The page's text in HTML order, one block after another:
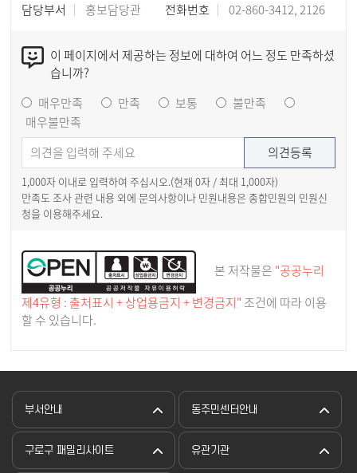
담당부서 홍보담당관 전화번호 02-860-3412, 2126
이 페이지에서 제공하는 정보에 대하여 어느 정도 만족하셨
습니까?
매우만족
만족 보통
불만족
매우불만족
1,000자 이내로 입력하여 주십시오.(현재 0자 / 최대 1,000자)
만족도 조사 관련 내용 외에 문의사항이나 민원내용은 종합민원의 민원신
청을 이용해주세요.
본 저작물은 "공공누리
제4유형 : 출처표시 + 상업용금지 + 변경금지" 조건에 따라 이용
할 수 있습니다.
부서안내 동주민센터안내
구로구 패밀리사이트 유관기관